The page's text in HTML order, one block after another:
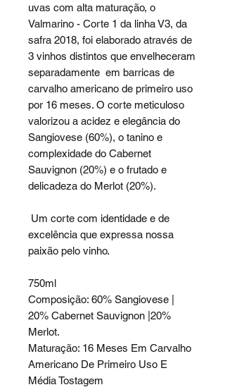
uvas com alta maturação, o
Valmarino - Corte 1 da linha V3, da
safra 2018, foi elaborado através de
3 vinhos distintos que envelheceram
separadamente em barricas de
carvalho americano de primeiro uso
por 16 meses. O corte meticuloso
valorizou a acidez e elegância do
Sangiovese (60%), o tanino e
complexidade do Cabernet
Sauvignon (20%) e o frutado e
delicadeza do Merlot (20%).
Um corte com identidade e de
excelência que expressa nossa
paixão pelo vinho.
750ml
Composição: 60% Sangiovese |
20% Cabernet Sauvignon |20%
Merlot.
Maturação: 16 Meses Em Carvalho
Americano De Primeiro Uso E
Média Tostagem